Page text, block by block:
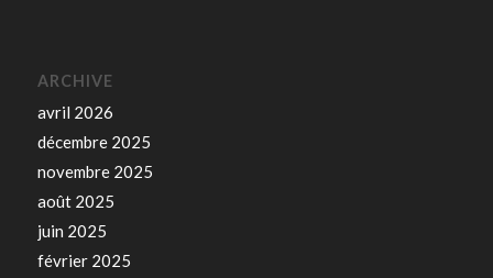
ARCHIVE
avril 2026
décembre 2025
novembre 2025
août 2025
juin 2025
février 2025